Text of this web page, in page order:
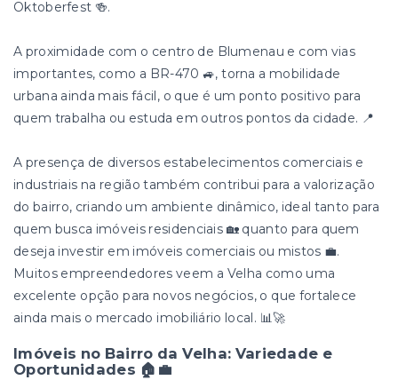
Oktoberfest 🍻.
A proximidade com o centro de Blumenau e com vias
importantes, como a BR-470 🚙, torna a mobilidade
urbana ainda mais fácil, o que é um ponto positivo para
quem trabalha ou estuda em outros pontos da cidade. 📍
A presença de diversos estabelecimentos comerciais e
industriais na região também contribui para a valorização
do bairro, criando um ambiente dinâmico, ideal tanto para
quem busca imóveis residenciais 🏡 quanto para quem
deseja investir em imóveis comerciais ou mistos 💼.
Muitos empreendedores veem a Velha como uma
excelente opção para novos negócios, o que fortalece
ainda mais o mercado imobiliário local. 📊🚀
Imóveis no Bairro da Velha: Variedade e
Oportunidades 🏠💼